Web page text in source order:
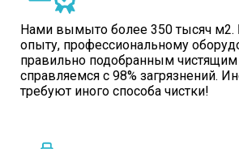
Нами вымыто более 350 тысяч м2.
опыту, профессиональному
правильно подобранным
справляемся с 98% загрязнений.
требуют иного способа чистки!